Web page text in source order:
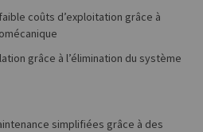
coûts d’exploitation grâce à
grâce à l’élimination du système
simplifiées grâce à des